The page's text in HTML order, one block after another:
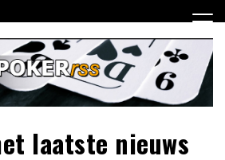
laatste nieuws